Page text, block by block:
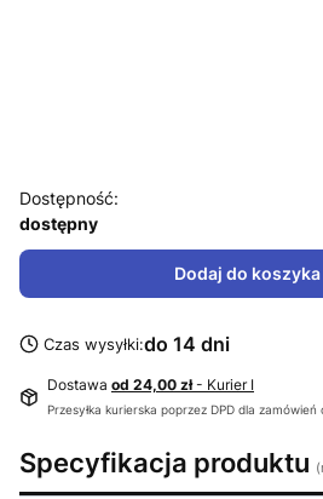
Dostępność:
dostępny
Dodaj do koszyka
Czas wysyłki:do 14 dni
Dostawa od 24,00 zł- Kurier I
Przesyłka kurierska poprzez DPD dla zamówień
Specyfikacja produktu